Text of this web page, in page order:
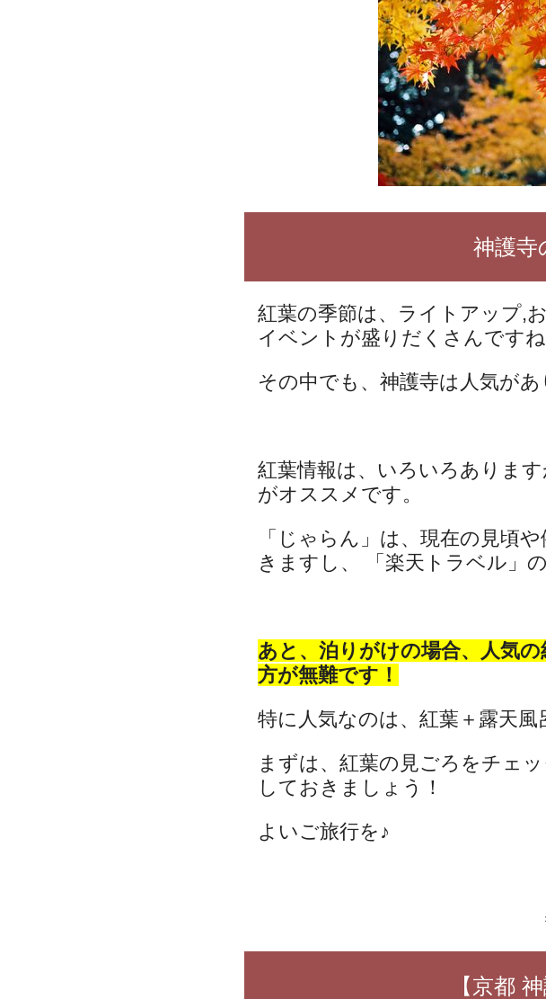
神護寺
紅葉の季節は、ライトアップ,
イベントが盛りだくさんですね
その中でも、神護寺は人気があ
紅葉情報は、いろいろありま
がオススメです。
「じゃらん」は、現在の見頃
きますし、 「楽天トラベル」
あと、泊りがけの場合、人気
方が無難です！
特に人気なのは、紅葉＋露天風
まずは、紅葉の見ごろをチェ
しておきましょう！
よいご旅行を♪
【京都